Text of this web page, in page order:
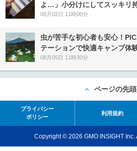
よ…」小分けにしてスッキリ
08月02日 11時00分
虫が苦手な初心者も安心！
テーションで快適キャンプ体
08月05日 11時30分
ページの先
プライバシー
ポリシー
利用規約
Copyright © 2026 GMO INSIGHT Inc.